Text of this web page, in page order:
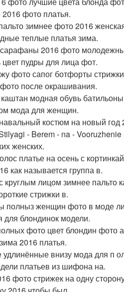
2016 фото платья.
зимнее фото 2016
теплые платья зима.
2016 фото
цвет пудры для лица фот.
фото сапог ботфорты
после окрашивания.
модная обувь
мода для женщин.
костюм на новый год
- Berem - na -
женских.
платье на осень с
как называется группа в.
круглым лицом зимнее
стрижки в.
полныз женщин фото в моде
для блондинок модели.
фото цвет блондин фото
2016 платья.
внизу мода для п
платьев из шифона на.
фото стрижек на одну